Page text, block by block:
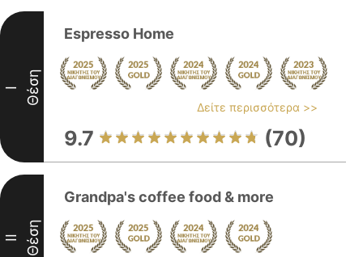
I Θέση
Espresso Home
Δείτε περισσότερα >>
9.7 (70)
II Θέση
Grandpa's coffee food & more